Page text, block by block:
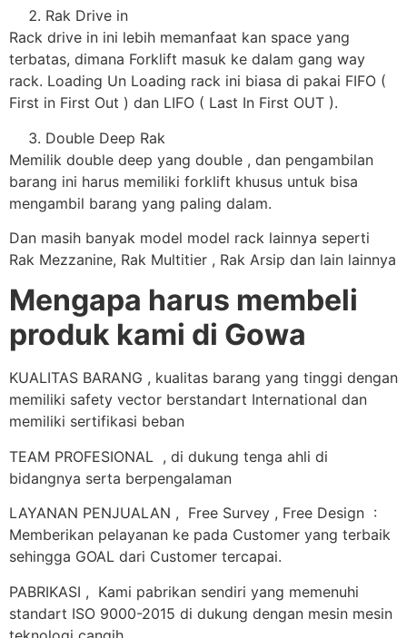
Rak Drive in
Rack drive in ini lebih memanfaat kan space yang
terbatas, dimana Forklift masuk ke dalam gang way
rack. Loading Un Loading rack ini biasa di pakai FIFO (
First in First Out ) dan LIFO ( Last In First OUT ).
Double Deep Rak
Memilik double deep yang double , dan pengambilan
barang ini harus memiliki forklift khusus untuk bisa
mengambil barang yang paling dalam.
Dan masih banyak model model rack lainnya seperti
Rak Mezzanine, Rak Multitier , Rak Arsip dan lain lainnya
Mengapa harus membeli
produk kami di Gowa
KUALITAS BARANG , kualitas barang yang tinggi dengan
memiliki safety vector berstandart International dan
memiliki sertifikasi beban
TEAM PROFESIONAL , di dukung tenga ahli di
bidangnya serta berpengalaman
LAYANAN PENJUALAN , Free Survey , Free Design :
Memberikan pelayanan ke pada Customer yang terbaik
sehingga GOAL dari Customer tercapai.
PABRIKASI , Kami pabrikan sendiri yang memenuhi
standart ISO 9000-2015 di dukung dengan mesin mesin